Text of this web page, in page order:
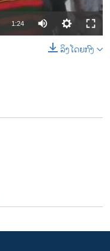
1:24
ລິງໂດຍກົງ